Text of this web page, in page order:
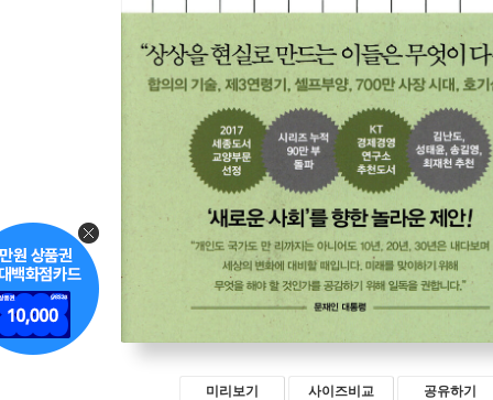
미리보기 사이즈비교 공유하기